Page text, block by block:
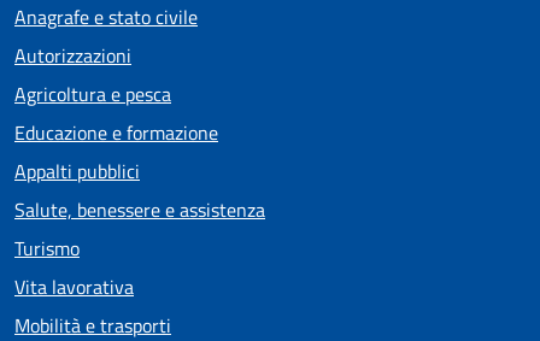
Anagrafe e stato civile
Autorizzazioni
Agricoltura e pesca
Educazione e formazione
Appalti pubblici
Salute, benessere e assistenza
Turismo
Vita lavorativa
Mobilità e trasporti